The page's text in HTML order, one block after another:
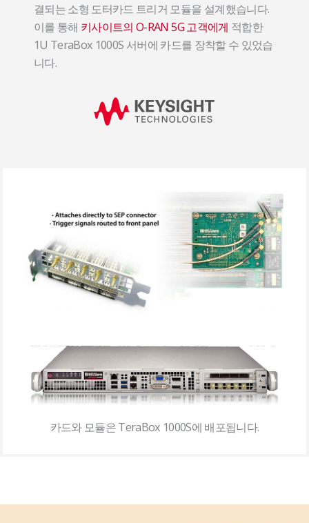
결되는 소형 도터카드 트리거 모듈을 설계했습니다.
이를 통해 키사이트의 O-RAN 5G 고객에게 적합한
1U TeraBox 1000S 서버에 카드를 장착할 수 있었습
니다.
카드와 모듈은 TeraBox 1000S에 배포됩니다.